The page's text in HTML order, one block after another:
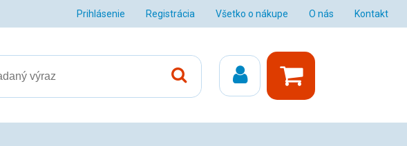
Prihlásenie Registrácia Všetko o nákupe O nás Kontakt